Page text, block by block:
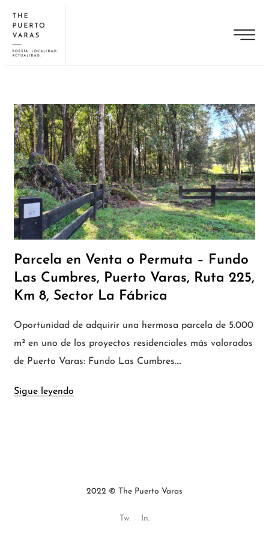
Parcela en Venta o Permuta – Fundo
Las Cumbres, Puerto Varas, Ruta 225,
Km 8, Sector La Fábrica
Oportunidad de adquirir una hermosa parcela de 5.000
m² en uno de los proyectos residenciales más valorados
de Puerto Varas: Fundo Las Cumbres….
Sigue leyendo
2022 © The Puerto Varas
Tw. In.